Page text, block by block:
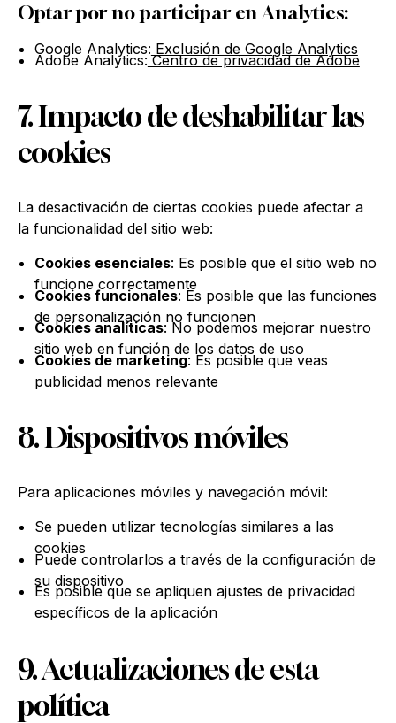
Optar por no participar en Analytics:
Google Analytics: Exclusión de Google Analytics
Adobe Analytics: Centro de privacidad de Adobe
7. Impacto de deshabilitar las
cookies
La desactivación de ciertas cookies puede afectar a
la funcionalidad del sitio web:
Cookies esenciales: Es posible que el sitio web no
funcione correctamente
Cookies funcionales: Es posible que las funciones
de personalización no funcionen
Cookies analíticas: No podemos mejorar nuestro
sitio web en función de los datos de uso
Cookies de marketing: Es posible que veas
publicidad menos relevante
8. Dispositivos móviles
Para aplicaciones móviles y navegación móvil:
Se pueden utilizar tecnologías similares a las
cookies
Puede controlarlos a través de la configuración de
su dispositivo
Es posible que se apliquen ajustes de privacidad
específicos de la aplicación
9. Actualizaciones de esta
política